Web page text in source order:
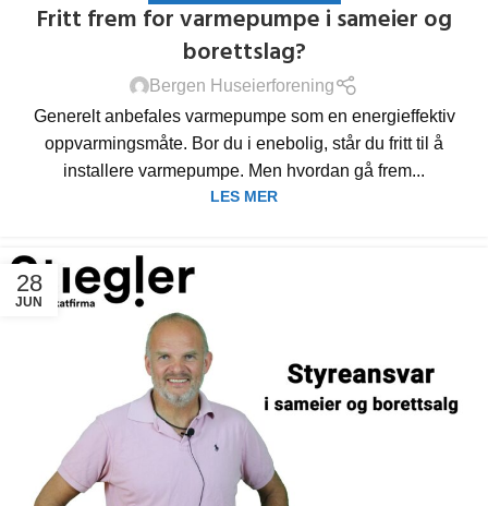
Fritt frem for varmepumpe i sameier og
borettslag?
Bergen Huseierforening
Generelt anbefales varmepumpe som en energieffektiv
oppvarmingsmåte. Bor du i enebolig, står du fritt til å
installere varmepumpe. Men hvordan gå frem...
LES MER
28
JUN